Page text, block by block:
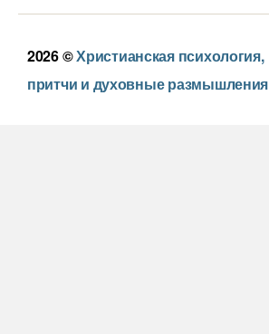
2026 ©Христианская психология,
притчи и духовные размышления